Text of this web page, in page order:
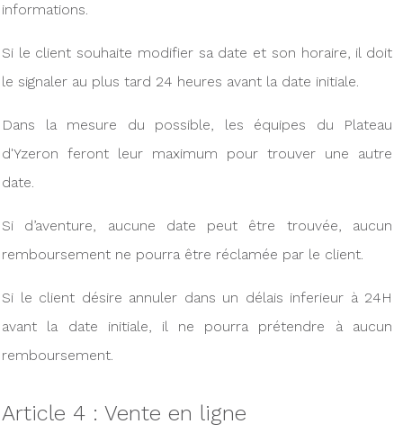
informations.
Si le client souhaite modifier sa date et son horaire, il doit
le signaler au plus tard 24 heures avant la date initiale.
Dans la mesure du possible, les équipes du Plateau
d'Yzeron feront leur maximum pour trouver une autre
date.
Si d’aventure, aucune date peut être trouvée, aucun
remboursement ne pourra être réclamée par le client.
Si le client désire annuler dans un délais inferieur à 24H
avant la date initiale, il ne pourra prétendre à aucun
remboursement.
Article 4 : Vente en ligne